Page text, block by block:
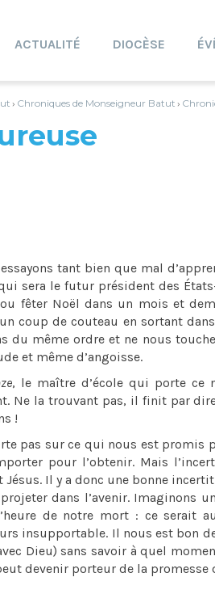
ACTUALITÉ DIOCÈSE
› Chroniques de Monseigneur Batut ›
tant bien que mal
sera le futur président des
fêter Noël dans un mois et
coup de couteau en sortant
du même ordre et ne nous
et même d’angoisse.
, le maître d’école qui porte ce
Ne la trouvant pas, il finit par
!
pas sur ce qui nous est promis
pour l’obtenir. Mais
Il y a donc une bonne
dans l’avenir. Imaginons
de notre mort : ce serait
insupportable. Il nous est bon
Dieu) sans savoir à quel
devenir porteur de la promesse